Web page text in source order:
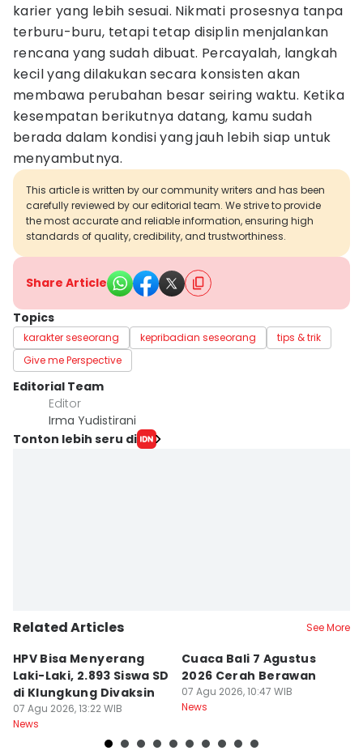
karier yang lebih sesuai. Nikmati prosesnya tanpa
terburu-buru, tetapi tetap disiplin menjalankan
rencana yang sudah dibuat. Percayalah, langkah
kecil yang dilakukan secara konsisten akan
membawa perubahan besar seiring waktu. Ketika
kesempatan berikutnya datang, kamu sudah
berada dalam kondisi yang jauh lebih siap untuk
menyambutnya.
This article is written by our community writers and has been
carefully reviewed by our editorial team. We strive to provide
the most accurate and reliable information, ensuring high
standards of quality, credibility, and trustworthiness.
Share Article
Topics
karakter seseorang kepribadian seseorang
tips & trik
Give me Perspective
Editorial Team
Editor
Irma Yudistirani
Tonton lebih seru di
Related Articles See More
HPV Bisa Menyerang
Laki-Laki, 2.893 Siswa SD
di Klungkung Divaksin
07 Agu 2026, 13:22 WIB
News
Cuaca Bali 7 Agustus
2026 Cerah Berawan
07 Agu 2026, 10:47 WIB
News